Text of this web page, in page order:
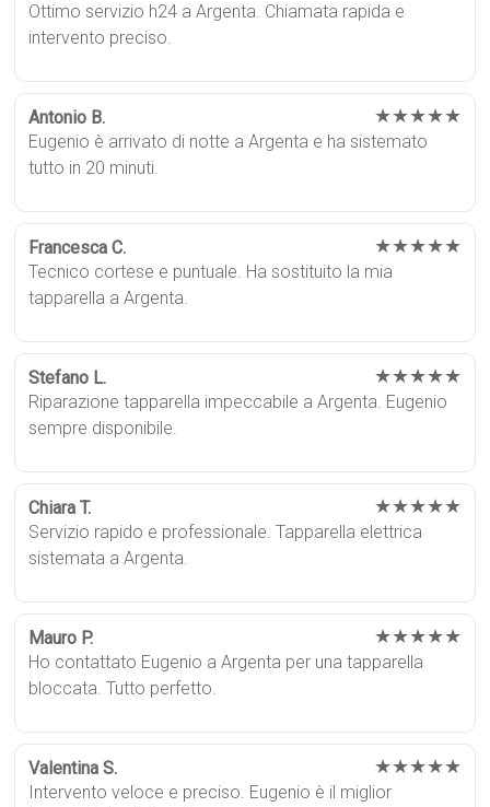
Ottimo servizio h24 a Argenta. Chiamata rapida e
intervento preciso.
Antonio B. ★★★★★
Eugenio è arrivato di notte a Argenta e ha sistemato
tutto in 20 minuti.
Francesca C. ★★★★★
Tecnico cortese e puntuale. Ha sostituito la mia
tapparella a Argenta.
Stefano L. ★★★★★
Riparazione tapparella impeccabile a Argenta. Eugenio
sempre disponibile.
Chiara T. ★★★★★
Servizio rapido e professionale. Tapparella elettrica
sistemata a Argenta.
Mauro P. ★★★★★
Ho contattato Eugenio a Argenta per una tapparella
bloccata. Tutto perfetto.
Valentina S. ★★★★★
Intervento veloce e preciso. Eugenio è il miglior